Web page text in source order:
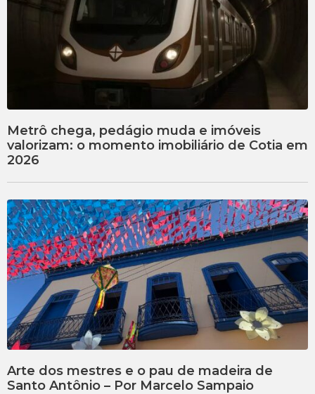
Metrô chega, pedágio muda e imóveis
valorizam: o momento imobiliário de Cotia em
2026
Arte dos mestres e o pau de madeira de
Santo Antônio – Por Marcelo Sampaio